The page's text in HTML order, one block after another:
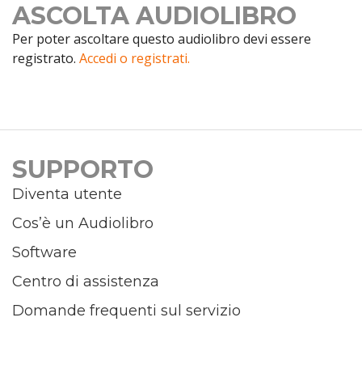
ASCOLTA AUDIOLIBRO
Per poter ascoltare questo audiolibro devi essere
registrato. Accedi o registrati.
SUPPORTO
Diventa utente
Cos’è un Audiolibro
Software
Centro di assistenza
Domande frequenti sul servizio